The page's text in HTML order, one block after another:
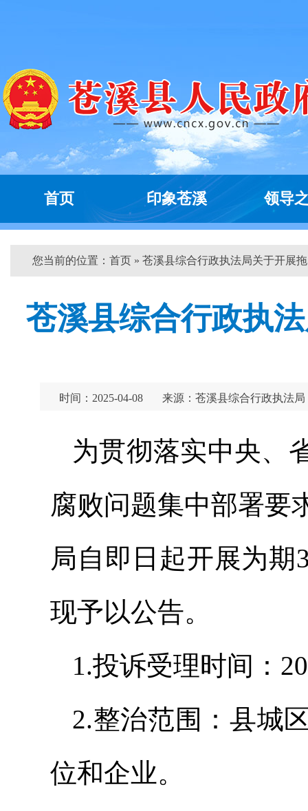
首页 印象苍溪 领导
您当前的位置： 首页 » 苍溪县综合行政执法局关于开展
苍溪县综合行政执
时间：2025-04-08 来源：苍溪县综合行政执法局
为贯彻落实中央、
腐败问题集中部署要
局自即日起开展为
现予以公告。
1.投诉受理时间：
2.整治范围：县城
位和企业。